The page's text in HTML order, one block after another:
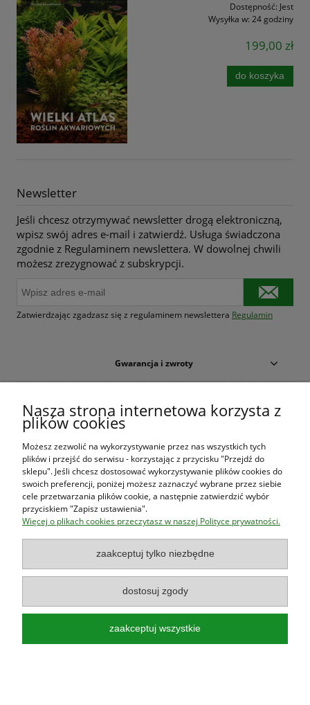
Dostępność: Jest
Wysyłka w: 24 godziny
199,00 zł
do koszyka
Newsletter
Jeśli chcesz otrzymywać newsletter drogą elektroniczną,
wpisz swój adres e-mail i zatwierdź. Usługa świadczona
zgodnie z Regulaminem newslettera. W dowolnej chwili
możesz zrezygnować z subskrypcji.
Zatwierdzając zgadzasz się z regulaminem newslettera Regulamin
Gwarancja i zwroty
O firmie
Księgarnia Las Książek www.lasksiazek.pl| Aleje Jerozolimskie
53 (p. 2, lok. 212)| 00-697 Warszawa | 22 290 23 47 | Serdecznie
zapraszamy!
jest czynna od poniedziałku do piątku w godzinach
Najlepsze książki o polskiej przyrodzie!
Nasza strona internetowa korzysta z
plików cookies
Możesz zezwolić na wykorzystywanie przez nas wszystkich tych
plików i przejść do serwisu - korzystając z przycisku "Przejdź do
sklepu". Jeśli chcesz dostosować wykorzystywanie plików cookies do
swoich preferencji, poniżej możesz zaznaczyć wybrane przez siebie
cele przetwarzania plików cookie, a następnie zatwierdzić wybór
przyciskiem "Zapisz ustawienia".
Więcej o plikach cookies przeczytasz w naszej Polityce prywatności.
zaakceptuj tylko niezbędne
dostosuj zgody
zaakceptuj wszystkie